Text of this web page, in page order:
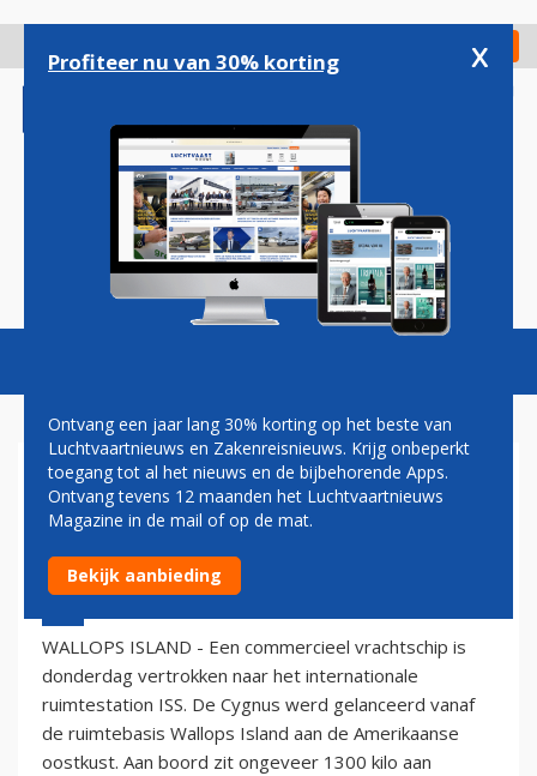
gaan
Check in
Magazine Podcasts Vacatures
COMMERCIEEL VRACHTSCHIP
NAAR HET ISS
9 januari 2014 - 20:11
WALLOPS ISLAND - Een commercieel vrachtschip is
donderdag vertrokken naar het internationale
ruimtestation ISS. De Cygnus werd gelanceerd vanaf
de ruimtebasis Wallops Island aan de Amerikaanse
oostkust. Aan boord zit ongeveer 1300 kilo aan
Profiteer nu van 30% korting x
Ontvang een jaar lang 30% korting op het beste van
Luchtvaartnieuws en Zakenreisnieuws. Krijg onbeperkt
toegang tot al het nieuws en de bijbehorende Apps.
Ontvang tevens 12 maanden het Luchtvaartnieuws
Magazine in de mail of op de mat.
Bekijk aanbieding